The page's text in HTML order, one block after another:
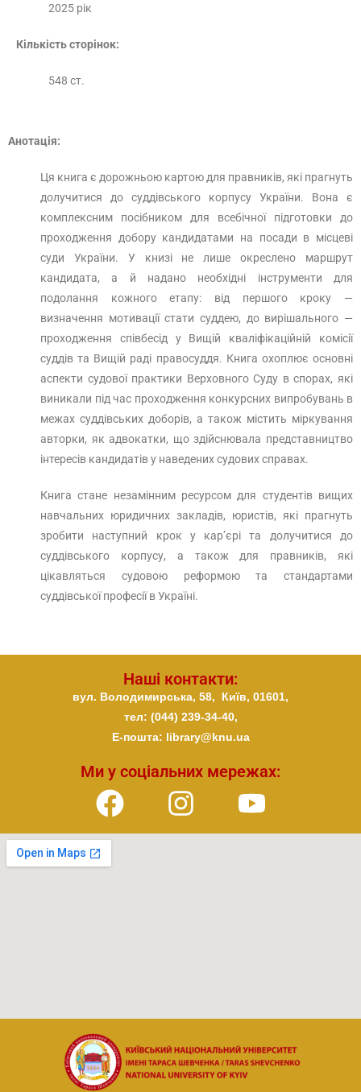
2025 рік
Кількість сторінок:
548 ст.
Анотація:
Ця книга є дорожньою картою для правників, які прагнуть
долучитися до суддівського корпусу України. Вона є
комплексним посібником для всебічної підготовки до
проходження добору кандидатами на посади в місцеві
суди України. У книзі не лише окреслено маршрут
кандидата, а й надано необхідні інструменти для
подолання кожного етапу: від першого кроку —
визначення мотивації стати суддею, до вирішального —
проходження співбесід у Вищій кваліфікаційній комісії
суддів та Вищій раді правосуддя. Книга охоплює основні
аспекти судової практики Верховного Суду в спорах, які
виникали під час проходження конкурсних випробувань в
межах суддівських доборів, а також містить міркування
авторки, як адвокатки, що здійснювала представництво
інтересів кандидатів у наведених судових справах.
Книга стане незамінним ресурсом для студентів вищих
навчальних юридичних закладів, юристів, які прагнуть
зробити наступний крок у кар’єрі та долучитися до
суддівського корпусу, а також для правників, які
цікавляться судовою реформою та стандартами
суддівської професії в Україні.
Наші контакти:
Ми у соціальних мережах:
вул. Володимирська, 58, Київ, 01601,
тел: (044) 239-34-40,
E-пошта: library@knu.ua